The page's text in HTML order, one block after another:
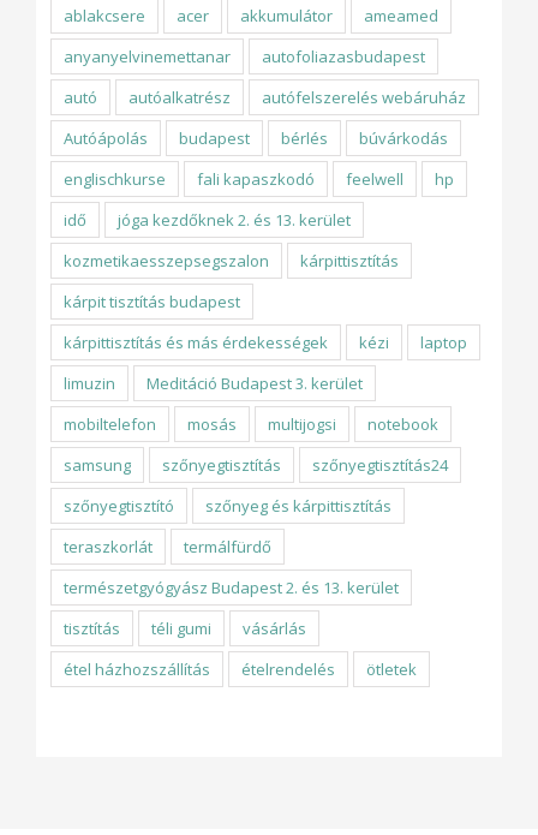
ablakcsere acer akkumulátor
ameamed
anyanyelvinemettanar
autofoliazasbudapest
autó
autóalkatrész
autófelszerelés webáruház
Autóápolás
budapest bérlés
búvárkodás
englischkurse
fali kapaszkodó feelwell
hp
idő
jóga kezdőknek 2. és 13. kerület
kozmetikaesszepsegszalon
kárpittisztítás
kárpit tisztítás budapest
kárpittisztítás és más érdekességek
kézi
laptop
limuzin
Meditáció Budapest 3. kerület
mobiltelefon
mosás multijogsi
notebook
samsung
szőnyegtisztítás
szőnyegtisztítás24
szőnyegtisztító
szőnyeg és kárpittisztítás
teraszkorlát
termálfürdő
természetgyógyász Budapest 2. és 13. kerület
tisztítás
téli gumi
vásárlás
étel házhozszállítás
ételrendelés ötletek